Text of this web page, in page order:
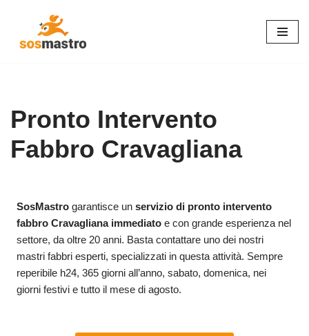
Pronto Intervento
Fabbro Cravagliana
SosMastro garantisce unservizio di pronto intervento
fabbro Cravagliana immediato e con grande esperienza nel
settore, da oltre 20 anni. Basta contattare uno dei nostri
mastri fabbri esperti, specializzati in questa attività. Sempre
reperibile h24, 365 giorni all’anno, sabato, domenica, nei
giorni festivi e tutto il mese di agosto.